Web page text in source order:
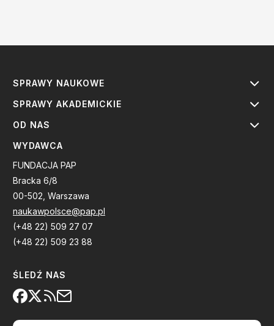
SPRAWY NAUKOWE
SPRAWY AKADEMICKIE
OD NAS
WYDAWCA
FUNDACJA PAP
Bracka 6/8
00-502, Warszawa
naukawpolsce@pap.pl
(+48 22) 509 27 07
(+48 22) 509 23 88
ŚLEDŹ NAS